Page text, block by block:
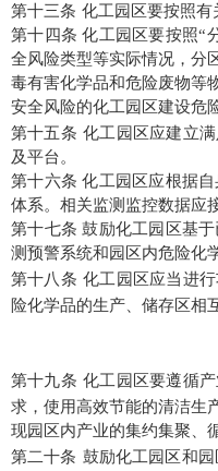
第十三条 化工园区要按照
第十四条 化工园区要按照“
全风险类型等实际情况，分
毒有害化学品和危险废物等
安全风险的化工园区建设危
第十五条 化工园区应建立
及平台。
第十六条 化工园区应根据
体系。相关监测监控数据应
第十七条 鼓励化工园区基
测预警系统和园区内危险化
第十八条 化工园区应当进
险化学品的生产、储存区相
第十九条 化工园区要遵循
求，使用高效节能的清洁生
现园区内产业的集约集聚、
第二十条 鼓励化工园区和